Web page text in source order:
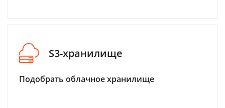
S3-хранилище
Подобрать облачное хранилище